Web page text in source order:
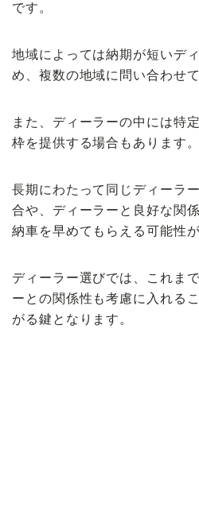
です。
地域によっては納期が短いデ
め、複数の地域に問い合わせ
また、ディーラーの中には特
枠を提供する場合もあります。
長期にわたって同じディーラ
合や、ディーラーと良好な関
納車を早めてもらえる可能性が
ディーラー選びでは、これま
ーとの関係性も考慮に入れる
がる鍵となります。